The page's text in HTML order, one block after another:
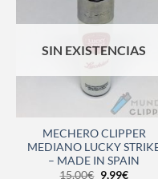
SIN EXISTENCIAS
MECHERO CLIPPER
MEDIANO LUCKY
– MADE IN SPAIN
15,00€ 9,99€